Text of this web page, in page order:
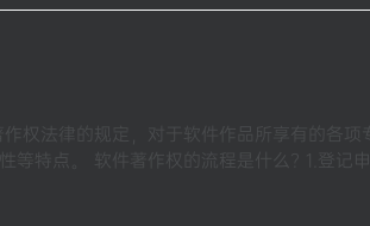
权法律的规定，对于软件作品所享有的各项专
特点。 软件著作权的流程是什么? 1.登记申